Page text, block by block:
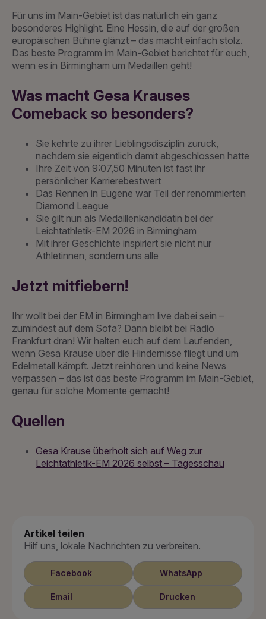
Für uns im Main-Gebiet ist das natürlich ein ganz
besonderes Highlight. Eine Hessin, die auf der großen
europäischen Bühne glänzt – das macht einfach stolz.
Das beste Programm im Main-Gebiet berichtet für euch,
wenn es in Birmingham um Medaillen geht!
Was macht Gesa Krauses
Comeback so besonders?
Sie kehrte zu ihrer Lieblingsdisziplin zurück,
nachdem sie eigentlich damit abgeschlossen hatte
Ihre Zeit von 9:07,50 Minuten ist fast ihr
persönlicher Karrierebestwert
Das Rennen in Eugene war Teil der renommierten
Diamond League
Sie gilt nun als Medaillenkandidatin bei der
Leichtathletik-EM 2026 in Birmingham
Mit ihrer Geschichte inspiriert sie nicht nur
Athletinnen, sondern uns alle
Jetzt mitfiebern!
Ihr wollt bei der EM in Birmingham live dabei sein –
zumindest auf dem Sofa? Dann bleibt bei Radio
Frankfurt dran! Wir halten euch auf dem Laufenden,
wenn Gesa Krause über die Hindernisse fliegt und um
Edelmetall kämpft. Jetzt reinhören und keine News
verpassen – das ist das beste Programm im Main-Gebiet,
genau für solche Momente gemacht!
Quellen
Gesa Krause überholt sich auf Weg zur
Leichtathletik-EM 2026 selbst – Tagesschau
Artikel teilen
Hilf uns, lokale Nachrichten zu verbreiten.
Facebook WhatsApp
Email Drucken